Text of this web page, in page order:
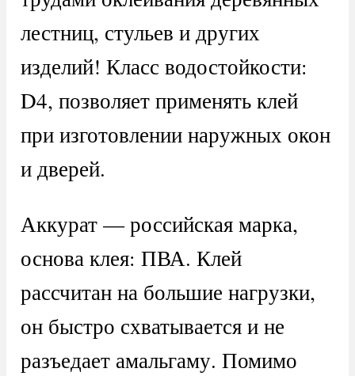
лестниц, стульев и других
изделий! Класс водостойкости:
D4, позволяет применять клей
при изготовлении наружных окон
и дверей.
Аккурат — российская марка,
основа клея: ПВА. Клей
рассчитан на большие нагрузки,
он быстро схватывается и не
разъедает амальгаму. Помимо